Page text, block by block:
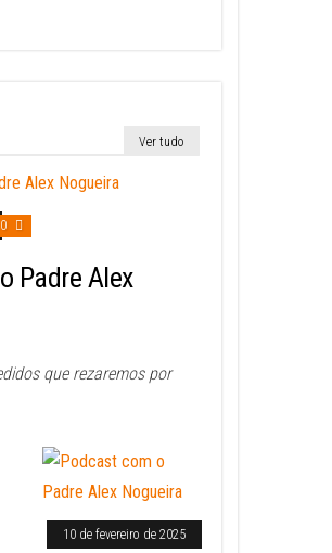
Ver tudo
0
Padre Alex
que rezaremos por
10 de fevereiro de 2025